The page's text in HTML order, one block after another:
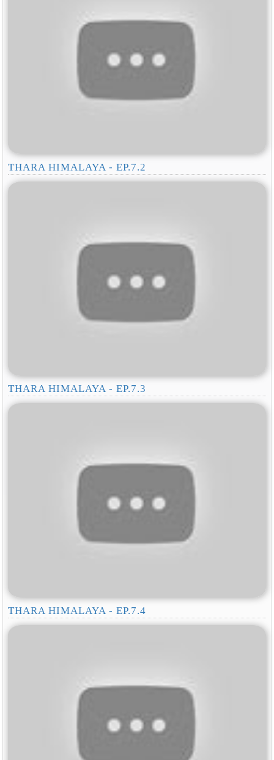
THARA HIMALAYA - EP.7.2
THARA HIMALAYA - EP.7.3
THARA HIMALAYA - EP.7.4